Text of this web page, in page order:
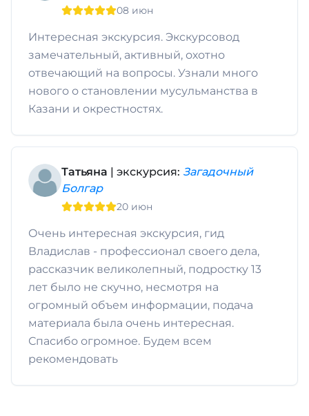
08 июн
Интересная экскурсия. Экскурсовод
замечательный, активный, охотно
отвечающий на вопросы. Узнали много
нового о становлении мусульманства в
Казани и окрестностях.
Татьяна | экскурсия: Загадочный
Болгар
20 июн
Очень интересная экскурсия, гид
Владислав - профессионал своего дела,
рассказчик великолепный, подростку 13
лет было не скучно, несмотря на
огромный объем информации, подача
материала была очень интересная.
Спасибо огромное. Будем всем
рекомендовать